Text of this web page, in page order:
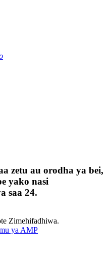
zetu au orodha ya bei,
yako nasi
saa 24.
Zimehifadhiwa.
ya AMP